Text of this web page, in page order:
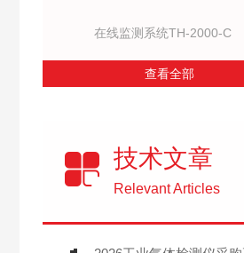
在线监测系统TH-2000-C
查看全部
技术文章
Relevant Articles